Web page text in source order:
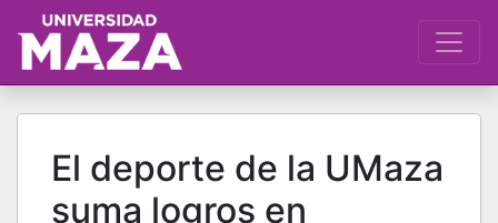
El deporte de la UMaza
suma logros en